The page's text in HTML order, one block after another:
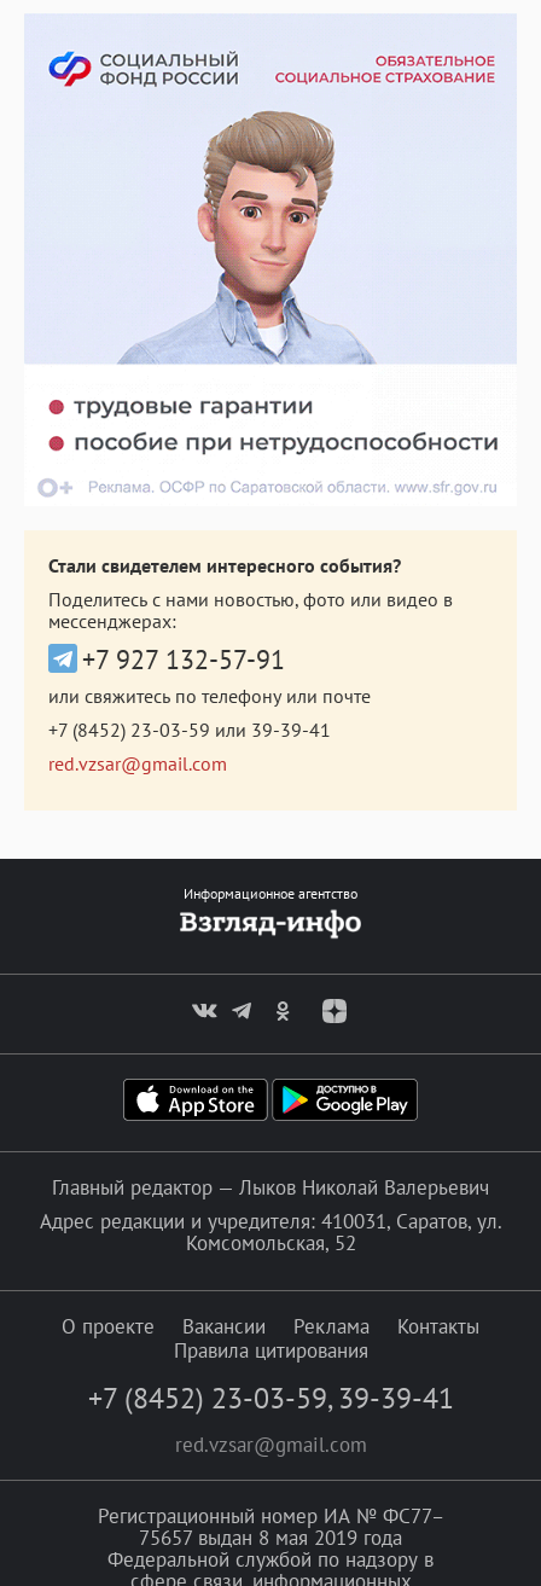
Стали свидетелем интересного события?
Поделитесь с нами новостью, фото или видео в
мессенджерах:
+7 927 132-57-91
или свяжитесь по телефону или почте
+7 (8452) 23-03-59 или 39-39-41
red.vzsar@gmail.com
Информационное агентство
Главный редактор — Лыков Николай Валерьевич
Адрес редакции и учредителя: 410031, Саратов, ул.
Комсомольская, 52
О проекте Вакансии Реклама
Контакты
Правила цитирования
+7 (8452) 23-03-59, 39-39-41
red.vzsar@gmail.com
Регистрационный номер ИА № ФС77–
75657 выдан 8 мая 2019 года
Федеральной службой по надзору в